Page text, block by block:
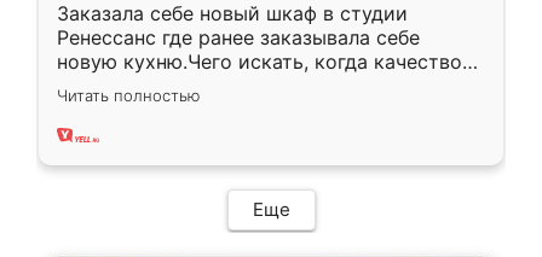
Заказала себе новый шкаф в студии
Ренессанс где ранее заказывала себе
новую кухню.Чего искать, когда качеством
вполне довольна. Служит кухня уже почти
два года, нареканий нет.
Читать полностью
Еще